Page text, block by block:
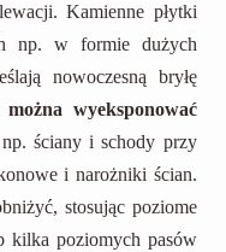
Kamienne płytki
np. w formie dużych
nowoczesną bryłę
wyeksponować
ściany i schody przy
i narożniki ścian.
stosując poziome
kilka poziomych pasów